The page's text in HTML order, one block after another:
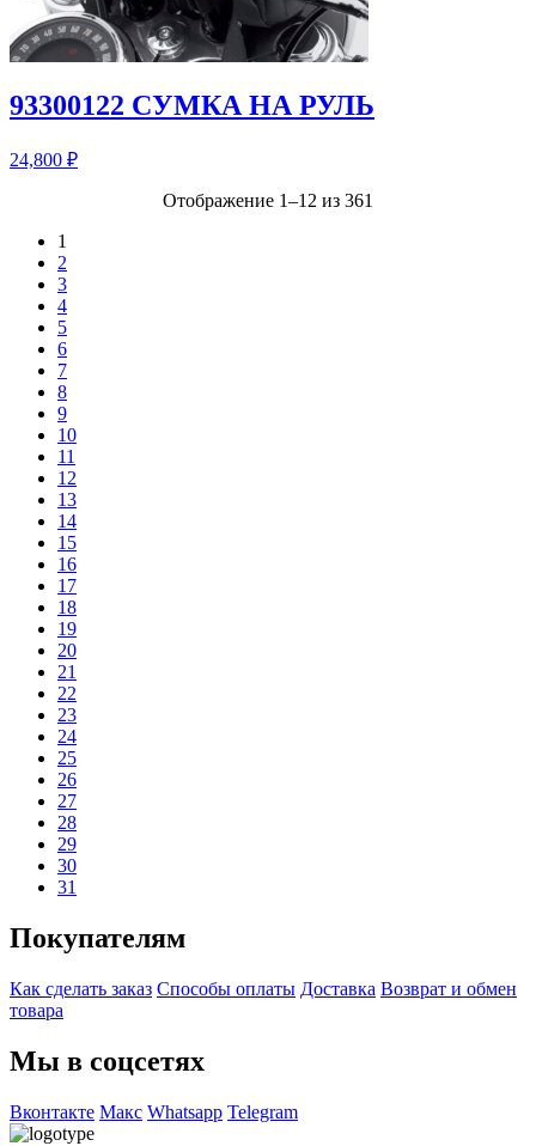
93300122 СУМКА НА РУЛЬ
24,800 ₽
Отображение 1–12 из 361
1
2
3
4
5
6
7
8
9
10
11
12
13
14
15
16
17
18
19
20
21
22
23
24
25
26
27
28
29
30
31
Покупателям
Как сделать заказ Способы оплаты Доставка Возврат и обмен
товара
Мы в соцсетях
Вконтакте Макс Whatsapp Telegram